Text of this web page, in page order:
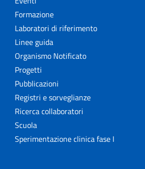
Formazione
Laboratori di riferimento
Linee guida
Organismo Notificato
Progetti
Pubblicazioni
Registri e sorveglianze
Ricerca collaboratori
Scuola
Sperimentazione clinica fase I